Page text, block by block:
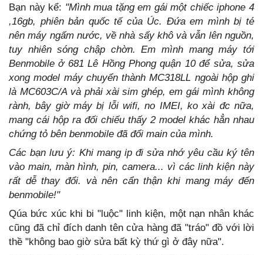
Bạn này kể: "Mình mua tặng em gái một chiếc iphone 4
,16gb, phiên bản quốc tế của Úc. Đứa em mình bị té
nên máy ngấm nước, về nhà sấy khô và vẫn lên nguồn,
tuy nhiên sóng chập chờn. Em mình mang máy tới
Benmobile ở 681 Lê Hồng Phong quận 10 để sửa, sửa
xong model máy chuyển thành MC318LL ngoài hộp ghi
là MC603C/A và phải xài sim ghép, em gái mình không
rành, bây giờ máy bị lỗi wifi, no IMEI, ko xài đc nữa,
mang cái hộp ra đối chiếu thấy 2 model khác hẳn nhau
chứng tỏ bên benmobile đã đổi main của mình.
Các bạn lưu ý: Khi mang ip đi sửa nhớ yêu cầu ký tên
vào main, màn hình, pin, camera... vì các linh kiện này
rất dễ thay đổi. và nên cẩn thận khi mang máy đến
benmobile!"
Qúa bức xúc khi bi "luộc" linh kiện, một nạn nhân khác
cũng đã chỉ đích danh tên cửa hàng đã "tráo" đồ với lời
thề "không bao giờ sửa bất kỳ thứ gì ở đây nữa".